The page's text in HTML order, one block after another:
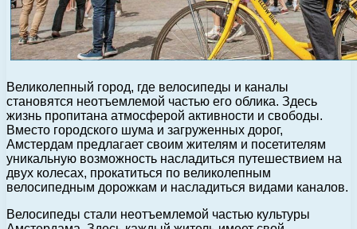
Великолепный город, где велосипеды и каналы
становятся неотъемлемой частью его облика. Здесь
жизнь пропитана атмосферой активности и свободы.
Вместо городского шума и загруженных дорог,
Амстердам предлагает своим жителям и посетителям
уникальную возможность насладиться путешествием на
двух колесах, прокатиться по великолепным
велосипедным дорожкам и насладиться видами каналов.
Велосипеды стали неотъемлемой частью культуры